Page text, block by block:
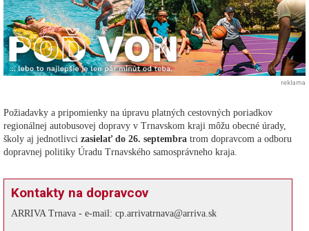
reklama
Požiadavky a pripomienky na úpravu platných cestovných poriadkov
regionálnej autobusovej dopravy v Trnavskom kraji môžu obecné úrady,
školy aj jednotlivci zasielať do 26. septembra trom dopravcom a odboru
dopravnej politiky Úradu Trnavského samosprávneho kraja.
Kontakty na dopravcov
ARRIVA Trnava - e-mail: cp.arrivatrnava@arriva.sk